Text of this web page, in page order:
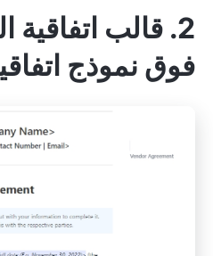
2. قالب اتفاقية
فوق نموذج